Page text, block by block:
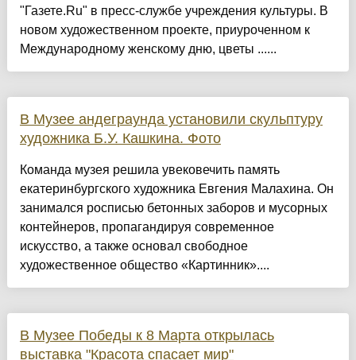
"Газете.Ru" в пресс-службе учреждения культуры. В
новом художественном проекте, приуроченном к
Международному женскому дню, цветы ......
В Музее андеграунда установили скульптуру
художника Б.У. Кашкина. Фото
Команда музея решила увековечить память
екатеринбургского художника Евгения Малахина. Он
занимался росписью бетонных заборов и мусорных
контейнеров, пропагандируя современное
искусство, а также основал свободное
художественное общество «Картинник»....
В Музее Победы к 8 Марта открылась
выставка "Красота спасает мир"